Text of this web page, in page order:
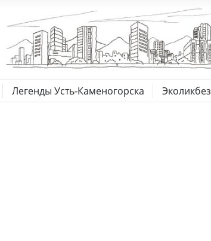
Легенды Усть-Каменогорска Эколикбез